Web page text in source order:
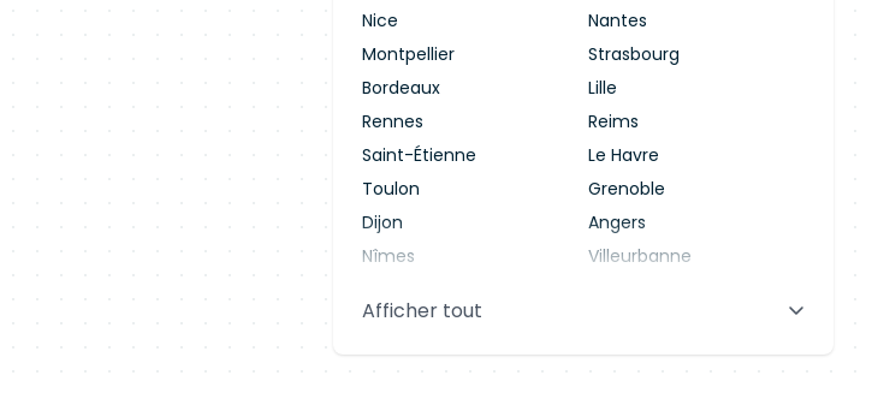
Nice
Nantes
Montpellier
Strasbourg
Bordeaux
Lille
Rennes
Reims
Saint-Étienne
Le Havre
Toulon
Grenoble
Dijon
Angers
Nîmes
Villeurbanne
Aix-en-Provence
Afficher tout